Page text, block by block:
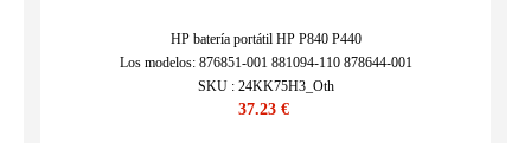
HP batería portátil HP P840 P440
Los modelos: 876851-001 881094-110 878644-001
SKU : 24KK75H3_Oth
37.23 €